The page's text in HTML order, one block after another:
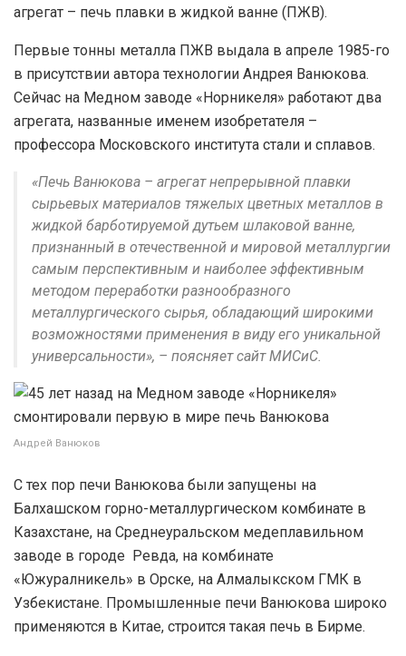
агрегат – печь плавки в жидкой ванне (ПЖВ).
Первые тонны металла ПЖВ выдала в апреле 1985-го
в присутствии автора технологии Андрея Ванюкова.
Сейчас на Медном заводе «Норникеля» работают два
агрегата, названные именем изобретателя –
профессора Московского института стали и сплавов.
«Печь Ванюкова – агрегат непрерывной плавки
сырьевых материалов тяжелых цветных металлов в
жидкой барботируемой дутьем шлаковой ванне,
признанный в отечественной и мировой металлургии
самым перспективным и наиболее эффективным
методом переработки разнообразного
металлургического сырья, обладающий широкими
возможностями применения в виду его уникальной
универсальности», – поясняет сайт МИСиС.
Андрей Ванюков
С тех пор печи Ванюкова были запущены на
Балхашском горно-металлургическом комбинате в
Казахстане, на Среднеуральском медеплавильном
заводе в городе Ревда, на комбинате
«Южуралникель» в Орске, на Алмалыкском ГМК в
Узбекистане. Промышленные печи Ванюкова широко
применяются в Китае, строится такая печь в Бирме.